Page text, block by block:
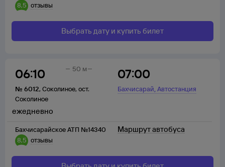
8,5 отзывы
Выбрать дату и купить билет
06:10
№ 6012, Соколиное, ост.
Соколиное
07:00
Бахчисарай,Автостанция
50 м
Бахчисарайское АТП №14340
8,5 отзывы
ежедневно
Маршрут автобуса